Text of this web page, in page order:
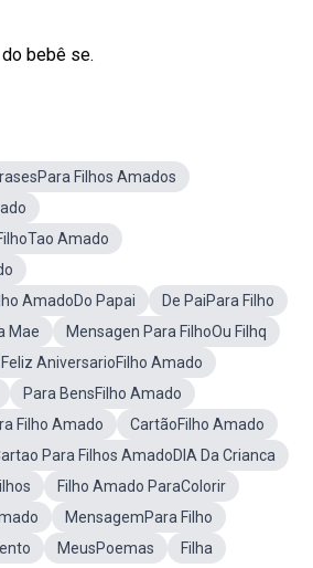
bebê se.
Filhos Amados
Amado
AmadoDo Papai
De PaiPara Filho
Mae
Mensagen Para FilhoOu Filhq
Feliz AniversarioFilho Amado
Para BensFilho Amado
Filho Amado
CartãoFilho Amado
Para Filhos AmadoDIA Da Crianca
Filho Amado ParaColorir
MensagemPara Filho
MeusPoemas Filha